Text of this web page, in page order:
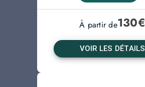
À partir de €
130
VOIR LES DÉTAILS